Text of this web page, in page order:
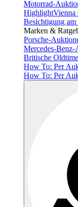
Motorrad-
HighlightVienna
Besichtigung am
Marken &
Porsche-
Mercedes-Benz-
Britische
How To: Per
How To: Per